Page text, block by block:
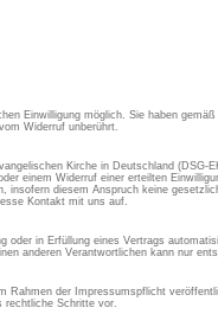
Einwilligung möglich. Sie haben
Widerruf unberührt.
Kirche in Deutschland
einem Widerruf einer erteilten
insofern diesem Anspruch keine
Kontakt mit uns auf.
in Erfüllung eines Vertrags
anderen Verantwortlichen kann nur
der Impressumspflicht
rechtliche Schritte vor.